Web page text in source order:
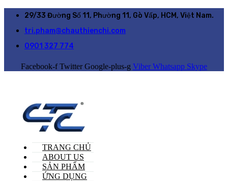
29/33 Đường Số 11, Phường 11, Gò Vấp, HCM, Việt Nam.
tri.pham@chauthienchi.com
0901 327 774
Facebook-f Twitter Google-plus-g Viber Whatsapp Skype
TRANG CHỦ
ABOUT US
SẢN PHẨM
ỨNG DỤNG